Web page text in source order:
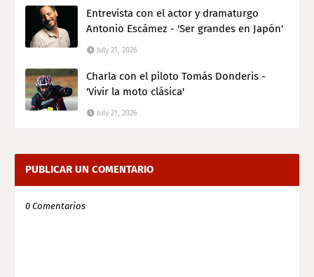
Entrevista con el actor y dramaturgo
Antonio Escámez - 'Ser grandes en Japón'
July 21, 2026
Charla con el piloto Tomás Donderis -
'Vivir la moto clásica'
July 21, 2026
PUBLICAR UN COMENTARIO
0 Comentarios